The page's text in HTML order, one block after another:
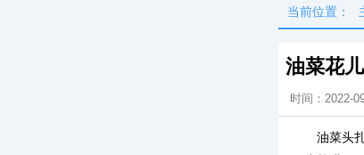
当前位置：
油菜花
时间：2022-
油菜头